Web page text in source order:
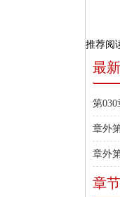
推荐阅
最
第
章外
汤
章外
章